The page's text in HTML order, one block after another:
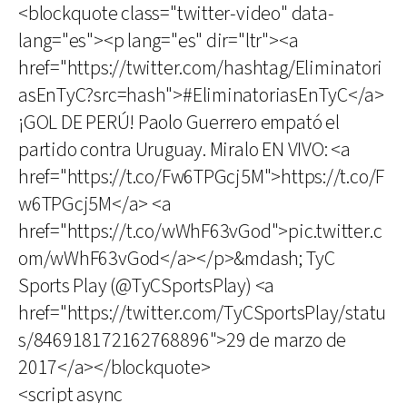
<blockquote class="twitter-video" data-
lang="es"><p lang="es" dir="ltr"><a
href="https://twitter.com/hashtag/Eliminatori
asEnTyC?src=hash">#EliminatoriasEnTyC</a>
¡GOL DE PERÚ! Paolo Guerrero empató el
partido contra Uruguay. Miralo EN VIVO: <a
href="https://t.co/Fw6TPGcj5M">https://t.co/F
w6TPGcj5M</a> <a
href="https://t.co/wWhF63vGod">pic.twitter.c
om/wWhF63vGod</a></p>&mdash; TyC
Sports Play (@TyCSportsPlay) <a
href="https://twitter.com/TyCSportsPlay/statu
s/846918172162768896">29 de marzo de
2017</a></blockquote>
<script async